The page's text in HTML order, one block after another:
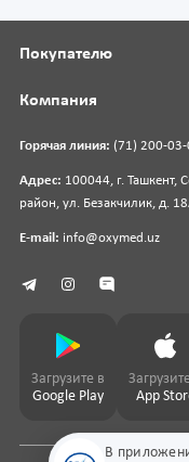
В
Горячая линия: (71) 200-03-
Адрес: 100044, г. Ташкент,
район, ул. Безакчилик, д.
E-mail: info@oxymed.uz
Покупателю
Компания
Загрузите в
Google Play
App